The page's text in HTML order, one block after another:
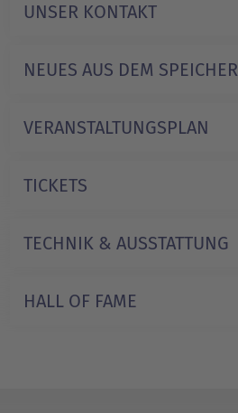
UNSER KONTAKT
NEUES AUS DEM SPEICHER
VERANSTALTUNGS­PLAN
TICKETS
TECHNIK & AUSSTATTUNG
HALL OF FAME